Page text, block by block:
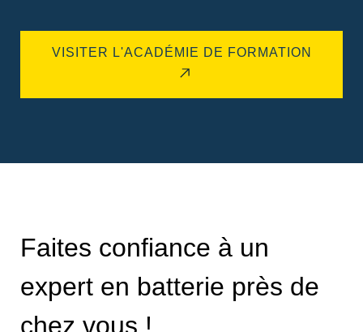
VISITER L'ACADÉMIE DE FORMATION
Faites confiance à un
expert en batterie près de
chez vous !